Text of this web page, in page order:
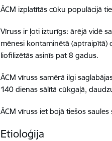
ĀCM izplatītās cūku populācijā
Vīruss ir ļoti izturīgs: ārējā vidē
mēnesi kontaminētā (aptraipītā)
liofilizētās asinīs pat 8 gadus.
ĀCM vīruss samērā ilgi
140 dienas sālītā cūkgaļā,
ĀCM vīruss iet bojā tiešos
Etioloģija